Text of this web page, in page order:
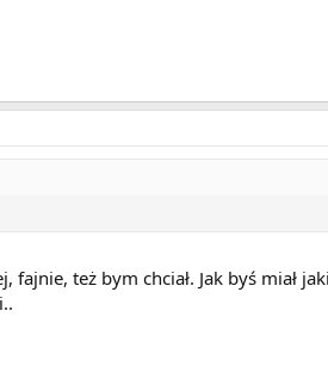
też bym chciał. Jak byś miał